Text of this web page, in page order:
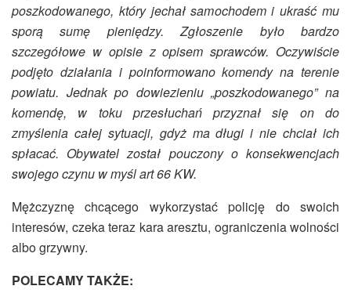
poszkodowanego, który jechał samochodem i ukraść mu
sporą sumę pieniędzy. Zgłoszenie było bardzo
szczegółowe w opisie z opisem sprawców. Oczywiście
podjęto działania i poinformowano komendy na terenie
powiatu. Jednak po dowiezieniu „poszkodowanego” na
komendę, w toku przesłuchań przyznał się on do
zmyślenia całej sytuacji, gdyż ma długi i nie chciał ich
spłacać. Obywatel został pouczony o konsekwencjach
swojego czynu w myśl art 66 KW.
Mężczyznę chcącego wykorzystać policję do swoich
interesów, czeka teraz kara aresztu, ograniczenia wolności
albo grzywny.
POLECAMY TAKŻE: